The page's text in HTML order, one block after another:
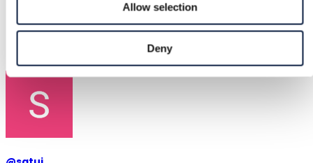
Allow selection
Deny
Tillagd